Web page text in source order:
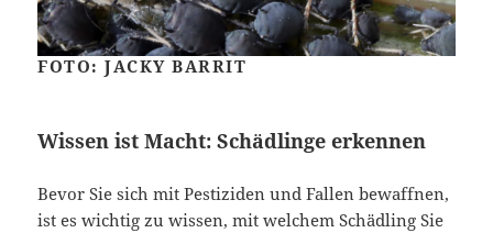
FOTO: JACKY BARRIT
Wissen ist Macht: Schädlinge erkennen
Bevor Sie sich mit Pestiziden und Fallen bewaffnen,
ist es wichtig zu wissen, mit welchem Schädling Sie